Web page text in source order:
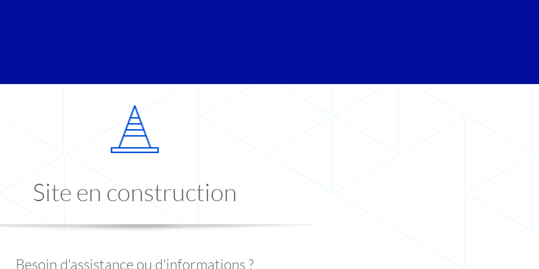
Site en construction
Besoin d'assistance ou d'informations ?